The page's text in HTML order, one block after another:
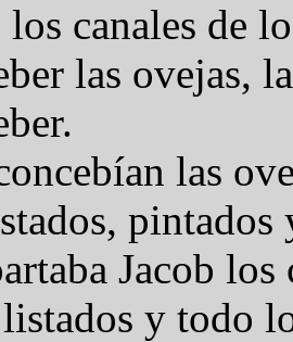
los canales de
las ovejas,
las
Jacob
y todo